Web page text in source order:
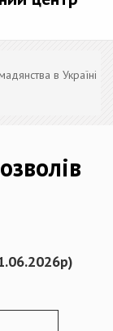
в Україні
06.2026р)